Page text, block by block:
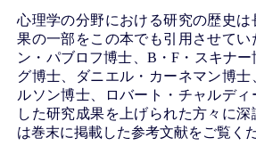
心理学の分野における研究の歴史
果の一部をこの本でも引用させてい
ン・パブロフ博士、B・F・スキナー
グ博士、ダニエル・カーネマン博士
ルソン博士、ロバート・チャルディ
した研究成果を上げられた方々に
は巻末に掲載した参考文献をご覧く